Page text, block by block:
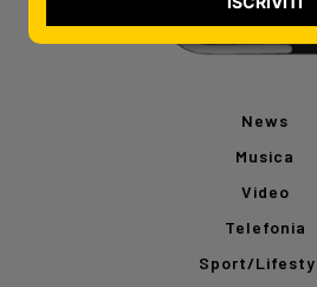
News
Musica
Video
Telefonia
Sport/